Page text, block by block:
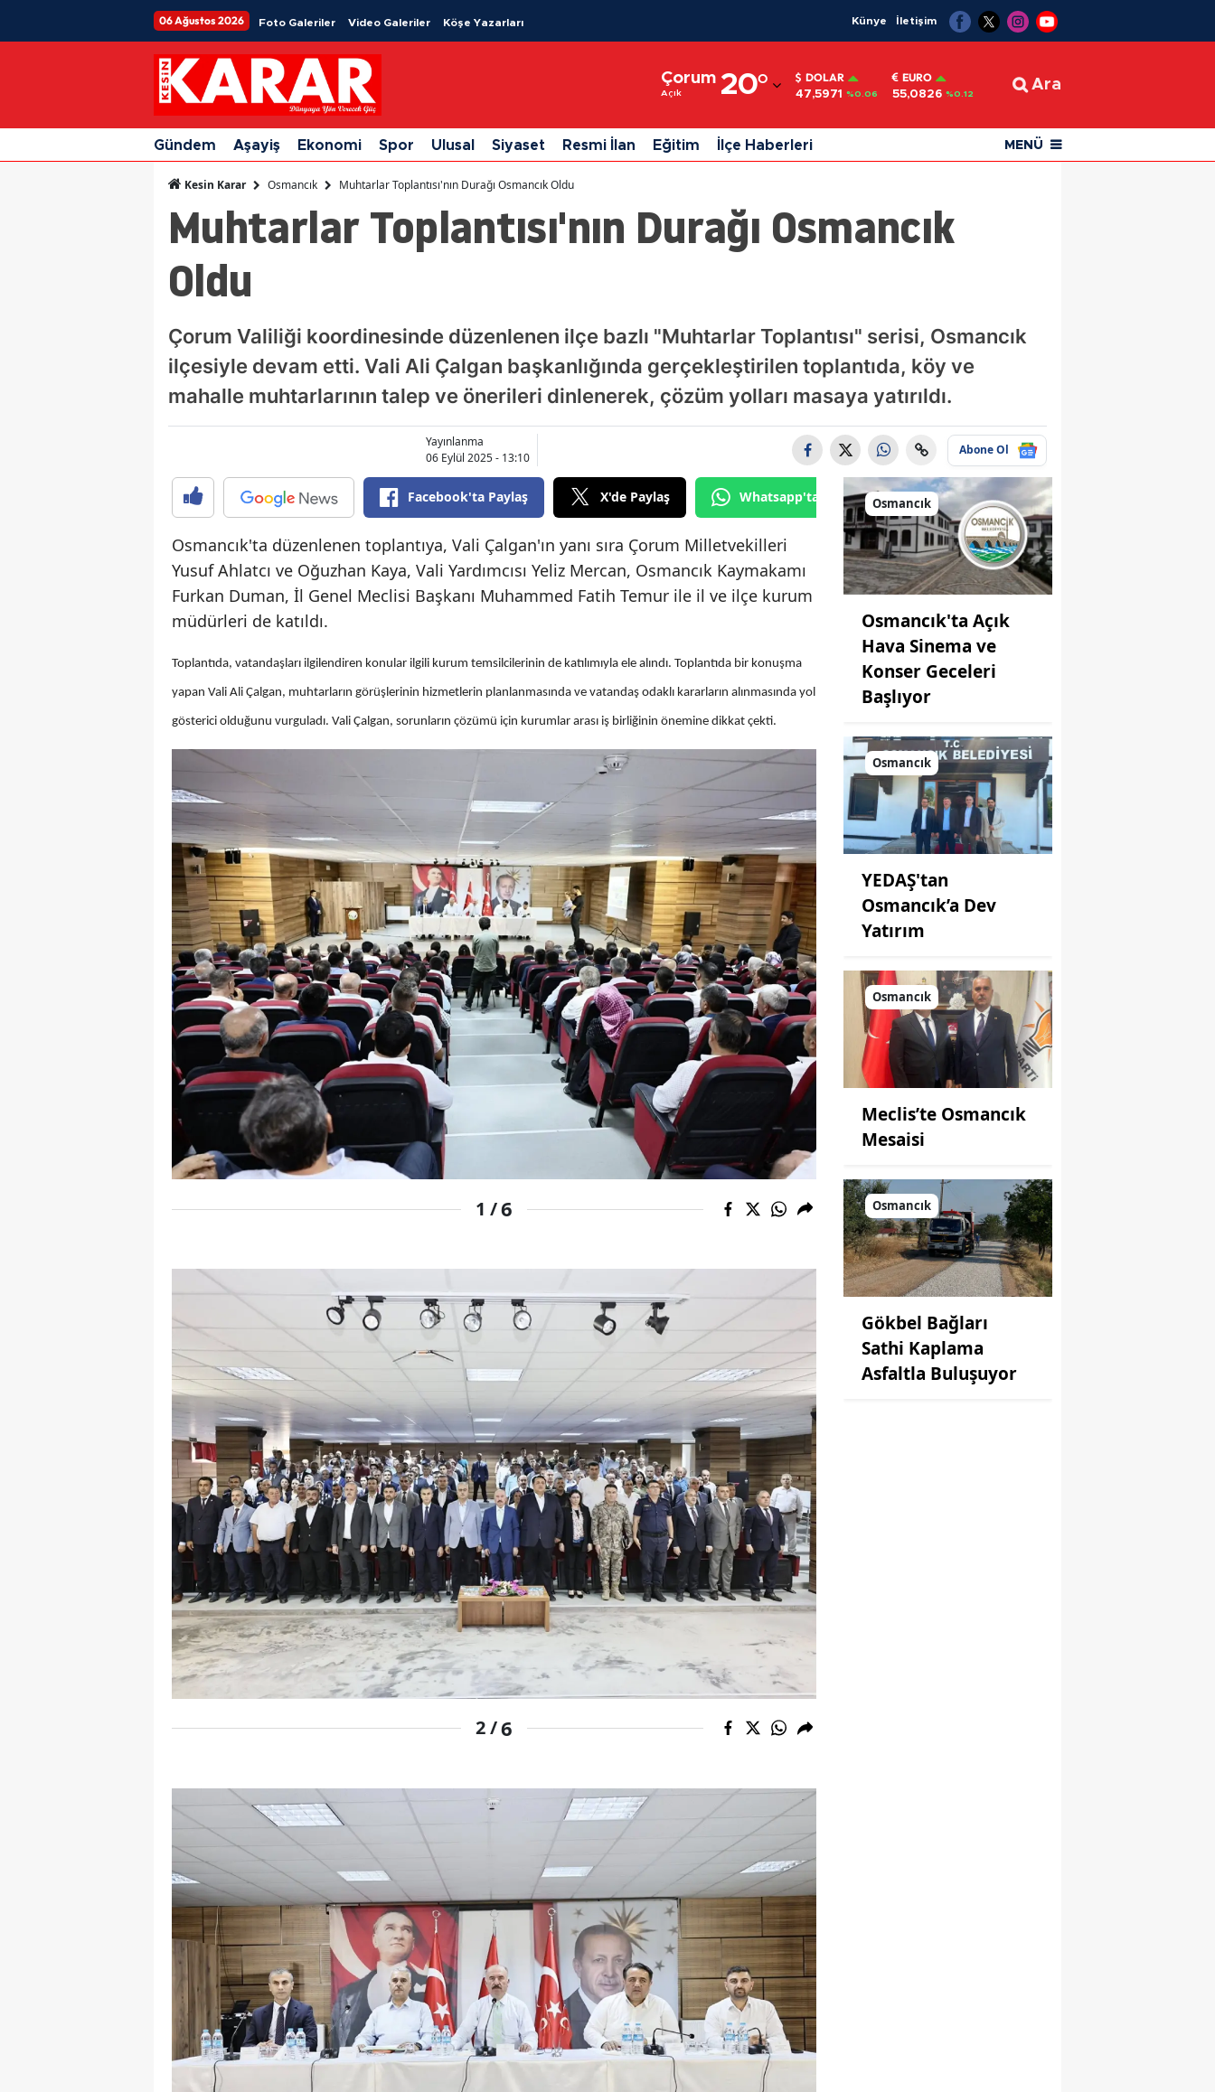
06 Ağustos 2026 Foto Galeriler Video Galeriler Köşe Yazarları Künye İletişim
Çorum
Açık 20°
Adıyaman
Afyonkarahisar
Ağrı
Ankara
Aydın
Balıkesir
Bilecik
Bolu
Burdur
Çankırı
Çorum
Denizli
Diyarbakır
Edirne
Elazığ
Erzincan
Erzurum
Eskişehir
Gaziantep
Giresun
Gümüşhane
Hakkari
Hatay
Kars
Kastamonu
Kayseri
Kırklareli
Kırşehir
Kocaeli
Konya
Kütahya
Manisa
Kahramanmaraş
Muş
Nevşehir
Niğde
Ordu
Rize
Sakarya
Samsun
DOLAR
47,5971 %0.06
EURO
55,0826 %0.12
Ara
Gündem Aşayiş Ekonomi Spor Ulusal Siyaset Resmi İlan Eğitim İlçe Haberleri MENÜ
Kesin Karar Osmancık Muhtarlar Toplantısı'nın Durağı Osmancık Oldu
Muhtarlar Toplantısı'nın Durağı Osmancık
Oldu
Çorum Valiliği koordinesinde düzenlenen ilçe bazlı "Muhtarlar Toplantısı" serisi, Osmancık
ilçesiyle devam etti. Vali Ali Çalgan başkanlığında gerçekleştirilen toplantıda, köy ve
mahalle muhtarlarının talep ve önerileri dinlenerek, çözüm yolları masaya yatırıldı.
Yayınlanma
06 Eylül 2025 - 13:10
Abone Ol
Facebook'ta Paylaş X'de Paylaş Whatsapp'tan Gönder
Osmancık'ta düzenlenen toplantıya, Vali Çalgan'ın yanı sıra Çorum Milletvekilleri
Yusuf Ahlatcı ve Oğuzhan Kaya, Vali Yardımcısı Yeliz Mercan, Osmancık Kaymakamı
Furkan Duman, İl Genel Meclisi Başkanı Muhammed Fatih Temur ile il ve ilçe kurum
müdürleri de katıldı.
Toplantıda, vatandaşları ilgilendiren konular ilgili kurum temsilcilerinin de katılımıyla ele alındı. Toplantıda bir konuşma
yapan Vali Ali Çalgan, muhtarların görüşlerinin hizmetlerin planlanmasında ve vatandaş odaklı kararların alınmasında yol
gösterici olduğunu vurguladı. Vali Çalgan, sorunların çözümü için kurumlar arası iş birliğinin önemine dikkat çekti.
1 /6
2 /6
Osmancık
Osmancık'ta Açık
Hava Sinema ve
Konser Geceleri
Başlıyor
Osmancık
YEDAŞ'tan
Osmancık’a Dev
Yatırım
Osmancık
Meclis’te Osmancık
Mesaisi
Osmancık
Gökbel Bağları
Sathi Kaplama
Asfaltla Buluşuyor